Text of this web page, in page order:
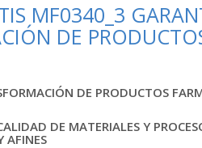
MF0340_3
DE
DE PRODUCTOS
DE MATERIALES Y
AFINES